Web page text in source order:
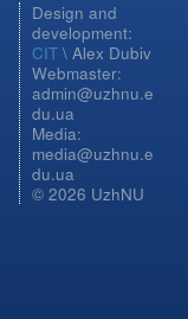
Design and
development:
CIT \ Alex Dubiv
Webmaster:
admin@uzhnu.e
du.ua
Media:
media@uzhnu.e
du.ua
© 2026 UzhNU